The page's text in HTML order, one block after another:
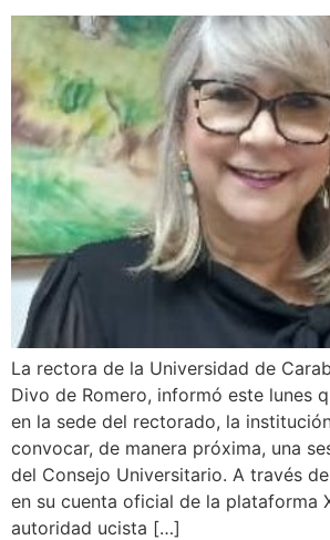
La rectora de la Universidad de
Divo de Romero, informó este lunes
en la sede del rectorado, la
convocar, de manera próxima, una
del Consejo Universitario. A través
en su cuenta oficial de la plataforma
autoridad ucista […]